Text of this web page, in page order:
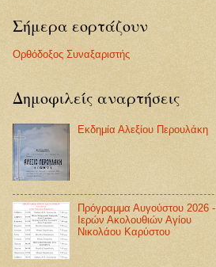
Σήμερα εορτάζουν
Ορθόδοξος Συναξαριστής
Δημοφιλείς αναρτήσεις
Εκδημία Αλεξίου Περουλάκη
Πρόγραμμα Αυγούστου 2026 -
Ιερών Ακολουθιών Αγίου
Νικολάου Καρύστου